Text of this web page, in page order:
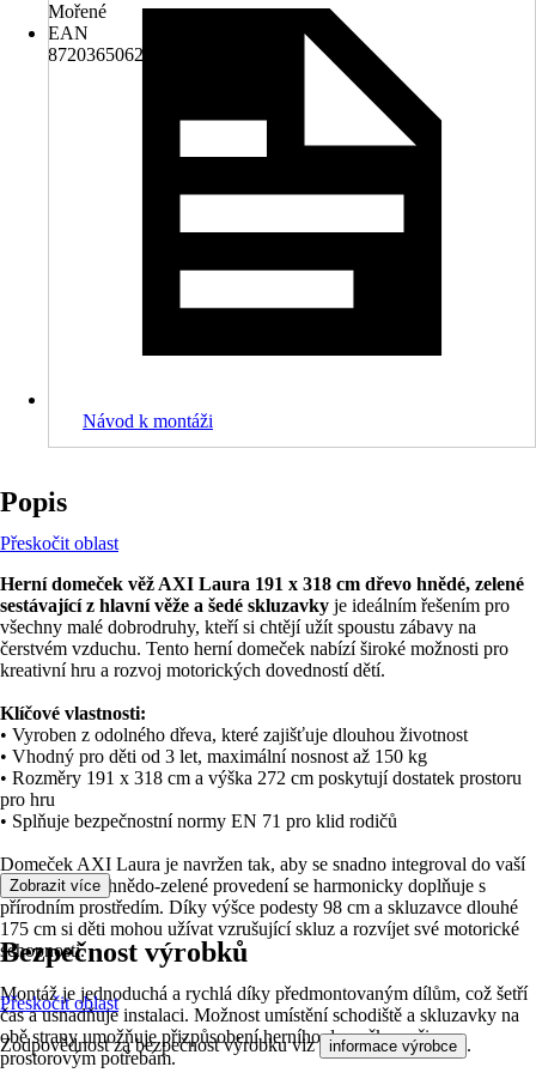
Mořené
EAN
8720365062179
Návod k montáži
Popis
Přeskočit oblast
Herní domeček věž AXI Laura 191 x 318 cm dřevo hnědé, zelené
sestávající z hlavní věže a šedé skluzavky je ideálním řešením pro
všechny malé dobrodruhy, kteří si chtějí užít spoustu zábavy na
čerstvém vzduchu. Tento herní domeček nabízí široké možnosti pro
kreativní hru a rozvoj motorických dovedností dětí.
Klíčové vlastnosti:
• Vyroben z odolného dřeva, které zajišťuje dlouhou životnost
• Vhodný pro děti od 3 let, maximální nosnost až 150 kg
• Rozměry 191 x 318 cm a výška 272 cm poskytují dostatek prostoru
pro hru
• Splňuje bezpečnostní normy EN 71 pro klid rodičů
Domeček AXI Laura je navržen tak, aby se snadno integroval do vaší
zahrady. Jeho hnědo-zelené provedení se harmonicky doplňuje s
přírodním prostředím. Díky výšce podesty 98 cm a skluzavce dlouhé
175 cm si děti mohou užívat vzrušující skluz a rozvíjet své motorické
schopnosti.
Montáž je jednoduchá a rychlá díky předmontovaným dílům, což šetří
čas a usnadňuje instalaci. Možnost umístění schodiště a skluzavky na
obě strany umožňuje přizpůsobení herního domečku vašim
prostorovým potřebám.
Zobrazit více
Bezpečnost výrobků
Přeskočit oblast
Zodpovědnost za bezpečnost výrobku viz informace výrobce .